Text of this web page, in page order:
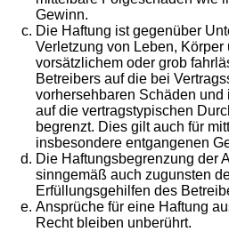
Gewinn.
Die Haftung ist gegenüber
Verletzung von Leben,
vorsätzlichem oder grob
Betreibers auf die bei
vorhersehbaren Schäden
auf die vertragstypischen
begrenzt. Dies gilt auch für
insbesondere entgangenen
Die Haftungsbegrenzung der
sinngemäß auch zugunsten
Erfüllungsgehilfen des
Ansprüche für eine Haftung
Recht bleiben unberührt.